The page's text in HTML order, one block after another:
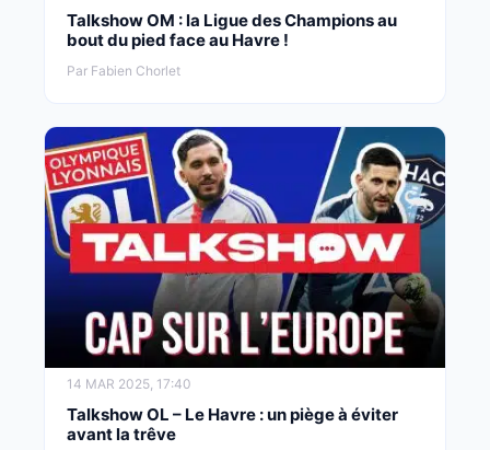
Talkshow OM : la Ligue des Champions au
bout du pied face au Havre !
Par Fabien Chorlet
14 MAR 2025, 17:40
Talkshow OL – Le Havre : un piège à éviter
avant la trêve